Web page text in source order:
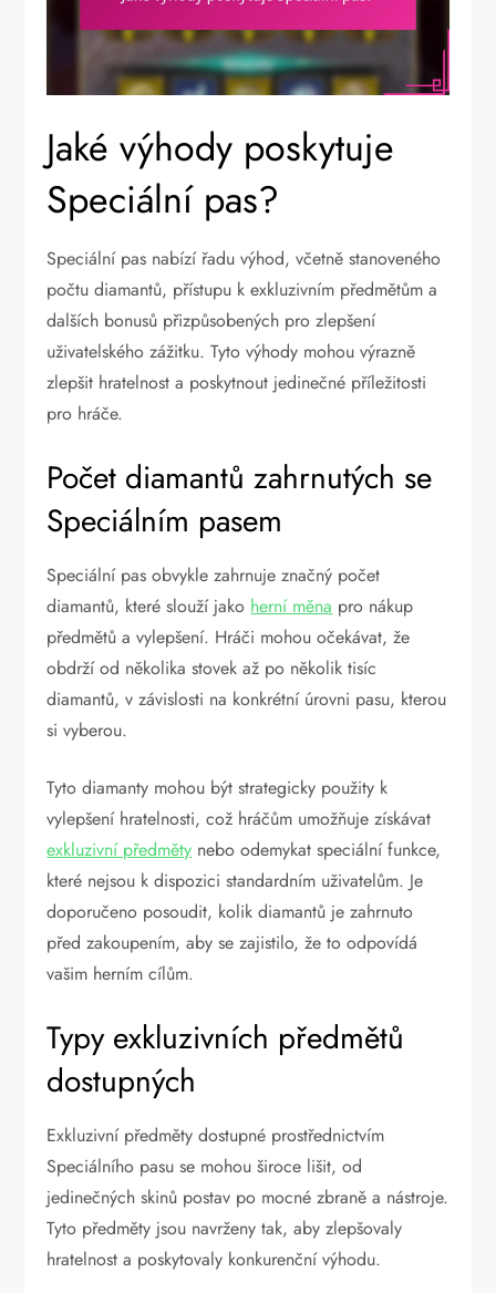
Jaké výhody poskytuje
Speciální pas?
Speciální pas nabízí řadu výhod, včetně stanoveného
počtu diamantů, přístupu k exkluzivním předmětům a
dalších bonusů přizpůsobených pro zlepšení
uživatelského zážitku. Tyto výhody mohou výrazně
zlepšit hratelnost a poskytnout jedinečné příležitosti
pro hráče.
Počet diamantů zahrnutých se
Speciálním pasem
Speciální pas obvykle zahrnuje značný počet
diamantů, které slouží jako herní měna pro nákup
předmětů a vylepšení. Hráči mohou očekávat, že
obdrží od několika stovek až po několik tisíc
diamantů, v závislosti na konkrétní úrovni pasu, kterou
si vyberou.
Tyto diamanty mohou být strategicky použity k
vylepšení hratelnosti, což hráčům umožňuje získávat
exkluzivní předměty nebo odemykat speciální funkce,
které nejsou k dispozici standardním uživatelům. Je
doporučeno posoudit, kolik diamantů je zahrnuto
před zakoupením, aby se zajistilo, že to odpovídá
vašim herním cílům.
Typy exkluzivních předmětů
dostupných
Exkluzivní předměty dostupné prostřednictvím
Speciálního pasu se mohou široce lišit, od
jedinečných skinů postav po mocné zbraně a nástroje.
Tyto předměty jsou navrženy tak, aby zlepšovaly
hratelnost a poskytovaly konkurenční výhodu.